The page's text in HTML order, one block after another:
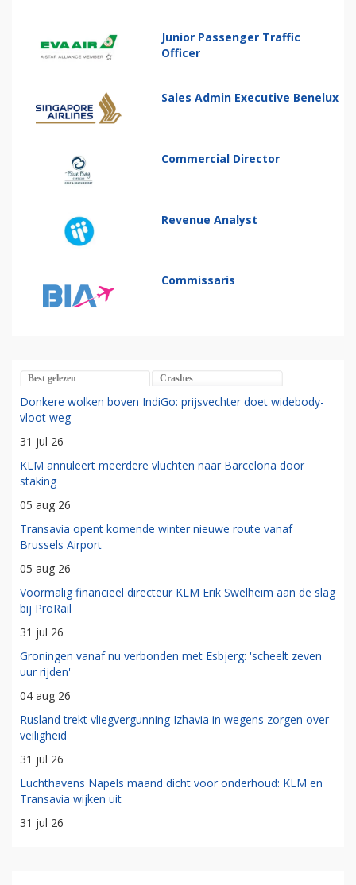
Junior Passenger Traffic
Officer
Sales Admin Executive Benelux
Commercial Director
Revenue Analyst
Commissaris
Best gelezen Crashes
Donkere wolken boven IndiGo: prijsvechter doet widebody-
vloot weg
31 jul 26
KLM annuleert meerdere vluchten naar Barcelona door
staking
05 aug 26
Transavia opent komende winter nieuwe route vanaf
Brussels Airport
05 aug 26
Voormalig financieel directeur KLM Erik Swelheim aan de slag
bij ProRail
31 jul 26
Groningen vanaf nu verbonden met Esbjerg: 'scheelt zeven
uur rijden'
04 aug 26
Rusland trekt vliegvergunning Izhavia in wegens zorgen over
veiligheid
31 jul 26
Luchthavens Napels maand dicht voor onderhoud: KLM en
Transavia wijken uit
31 jul 26